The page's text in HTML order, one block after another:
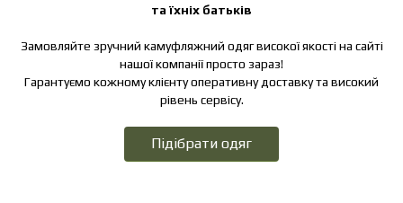
та їхніх батьків
Замовляйте зручний камуфляжний одяг високої якості на сайті
нашої компанії просто зараз!
Гарантуємо кожному клієнту оперативну доставку та високий
рівень сервісу.
Підібрати одяг